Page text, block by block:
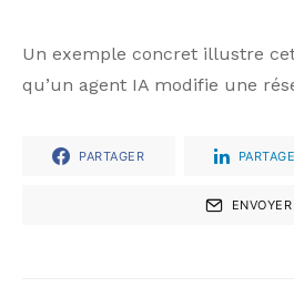
Un exemple concret illustre
qu’un agent IA modifie une
PARTAGER
ENVOYER